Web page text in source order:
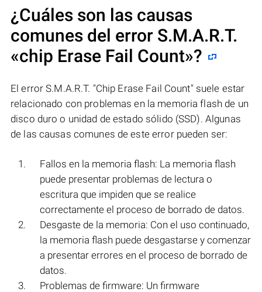
¿Cuáles son las causas
comunes del error S.M.A.R.T.
«chip Erase Fail Count»?
El error S.M.A.R.T. "Chip Erase Fail Count" suele estar
relacionado con problemas en la memoria flash de un
disco duro o unidad de estado sólido (SSD). Algunas
de las causas comunes de este error pueden ser:
Fallos en la memoria flash: La memoria flash
puede presentar problemas de lectura o
escritura que impiden que se realice
correctamente el proceso de borrado de datos.
Desgaste de la memoria: Con el uso continuado,
la memoria flash puede desgastarse y comenzar
a presentar errores en el proceso de borrado de
datos.
Problemas de firmware: Un firmware